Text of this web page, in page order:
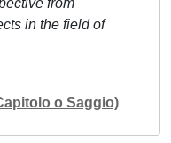
in the field of
o Saggio)